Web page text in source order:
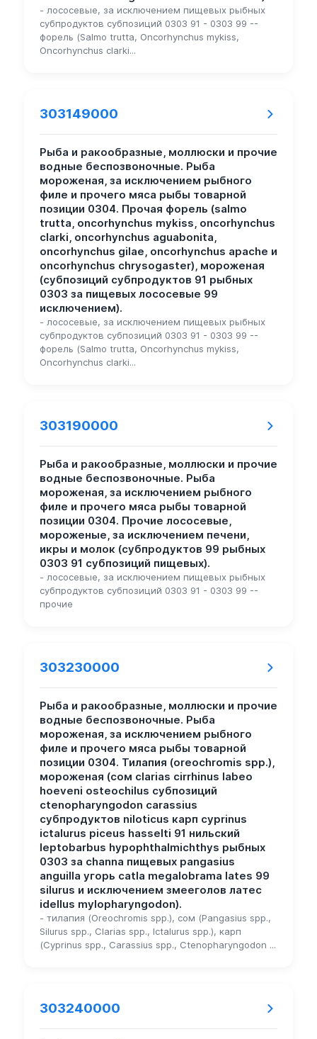
- лососевые, за исключением пищевых рыбных
субпродуктов субпозиций 0303 91 - 0303 99 --
форель (Salmo trutta, Oncorhynchus mykiss,
Oncorhynchus clarki...
303149000
Рыба и ракообразные, моллюски и прочие
водные беспозвоночные. Рыба
мороженая, за исключением рыбного
филе и прочего мяса рыбы товарной
позиции 0304. Прочая форель (salmo
trutta, oncorhynchus mykiss, oncorhynchus
clarki, oncorhynchus aguabonita,
oncorhynchus gilae, oncorhynchus apache и
oncorhynchus chrysogaster), мороженая
(субпозиций субпродуктов 91 рыбных
0303 за пищевых лососевые 99
исключением).
- лососевые, за исключением пищевых рыбных
субпродуктов субпозиций 0303 91 - 0303 99 --
форель (Salmo trutta, Oncorhynchus mykiss,
Oncorhynchus clarki...
303190000
Рыба и ракообразные, моллюски и прочие
водные беспозвоночные. Рыба
мороженая, за исключением рыбного
филе и прочего мяса рыбы товарной
позиции 0304. Прочие лососевые,
мороженые, за исключением печени,
икры и молок (субпродуктов 99 рыбных
0303 91 субпозиций пищевых).
- лососевые, за исключением пищевых рыбных
субпродуктов субпозиций 0303 91 - 0303 99 --
прочие
303230000
Рыба и ракообразные, моллюски и прочие
водные беспозвоночные. Рыба
мороженая, за исключением рыбного
филе и прочего мяса рыбы товарной
позиции 0304. Тилапия (oreochromis spp.),
мороженая (сом clarias cirrhinus labeo
hoeveni osteochilus субпозиций
ctenopharyngodon carassius
субпродуктов niloticus карп cyprinus
ictalurus piceus hasselti 91 нильский
leptobarbus hypophthalmichthys рыбных
0303 за channa пищевых pangasius
anguilla угорь catla megalobrama lates 99
silurus и исключением змееголов латес
idellus mylopharyngodon).
- тилапия (Oreochromis spp.), сом (Pangasius spp.,
Silurus spp., Clarias spp., Ictalurus spp.), карп
(Cyprinus spp., Carassius spp., Ctenopharyngodon ...
303240000